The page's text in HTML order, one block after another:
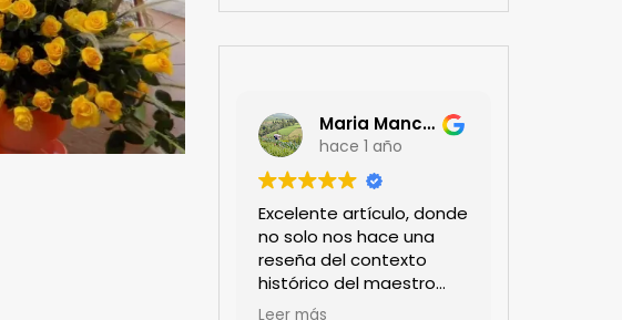
Maria Mancera
hace 1 año
Excelente artículo, donde
no solo nos hace una
reseña del contexto
histórico del maestro
jardinero japonés si no
Leer más